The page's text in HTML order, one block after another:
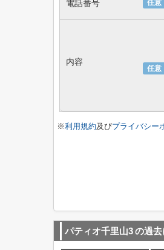
任意
電話番号
任意
内容
※利用規約及びプライバシー
パティオ千里山3の過